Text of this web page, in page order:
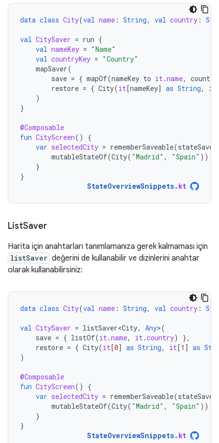
data class City(val name : String, val country :
val CitySaver = run {
val nameKey = "Name"
val countryKey = "Country"
mapSaver(
save = { mapOf(nameKey to it .name,
restore = { City(it[nameKey] as String, it
)
}
@Composable
fun CityScreen()
{
var selectedCity = rememberSaveable(stateSaver
mutableStateOf(City( "Madrid" , "Spain" ))
}
}
StateOverviewSnippets. kt
ListSaver
Harita için anahtarları tanımlamanıza gerek kalmaması için
listSaver değerini de kullanabilir ve dizinlerini anahtar
olarak kullanabilirsiniz:
data class City(val name : String, val country :
val CitySaver = listSaver<City, Any>(
save = { listOf(it .name, it .country)
},
restore = { City(it[0] as String, it[1 ] as
)
@Composable
fun CityScreen()
{
var selectedCity = rememberSaveable(stateSaver
mutableStateOf(City( "Madrid" , "Spain" ))
}
}
StateOverviewSnippets. kt